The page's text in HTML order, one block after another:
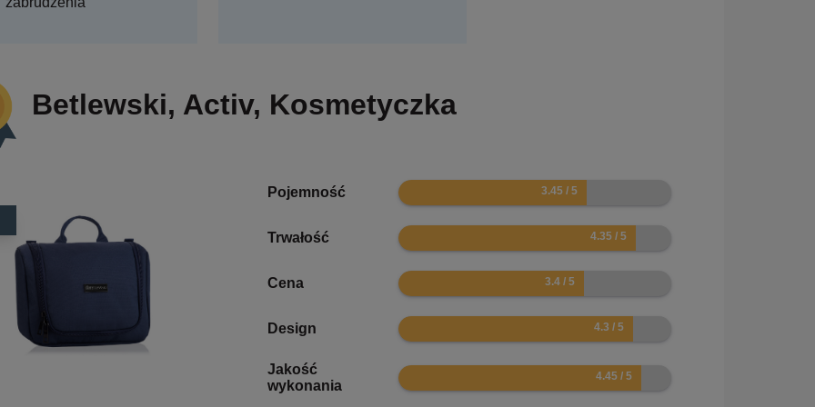
Betlewski, Activ, Kosmetyczka
Pojemność 6.9
Trwałość 8.7
Cena 6.8
Design 8.6
Jakość
wykonania
8.9